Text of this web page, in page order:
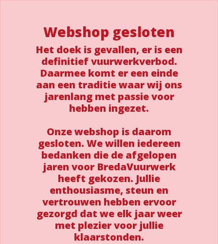
Webshop gesloten
Het doek is gevallen, er is een
definitief vuurwerkverbod.
Daarmee komt er een einde
aan een traditie waar wij ons
jarenlang met passie voor
hebben ingezet.
Onze webshop is daarom
gesloten. We willen iedereen
bedanken die de afgelopen
jaren voor BredaVuurwerk
heeft gekozen. Jullie
enthousiasme, steun en
vertrouwen hebben ervoor
gezorgd dat we elk jaar weer
met plezier voor jullie
klaarstonden.